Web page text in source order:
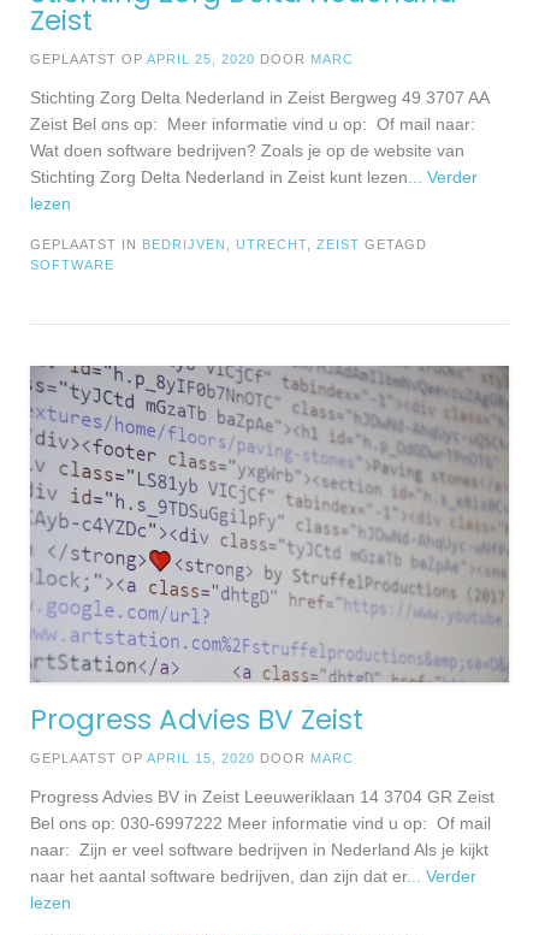
Zeist
GEPLAATST OP APRIL 25, 2020 DOOR MARC
Stichting Zorg Delta Nederland in Zeist Bergweg 49 3707 AA
Zeist Bel ons op: Meer informatie vind u op: Of mail naar:
Wat doen software bedrijven? Zoals je op de website van
Stichting Zorg Delta Nederland in Zeist kunt lezen ... Verder
lezen
GEPLAATST IN BEDRIJVEN UTRECHT ZEIST GETAGD
SOFTWARE
Progress Advies BV Zeist
GEPLAATST OP APRIL 15, 2020 DOOR MARC
Progress Advies BV in Zeist Leeuweriklaan 14 3704 GR Zeist
Bel ons op: 030-6997222 Meer informatie vind u op: Of mail
naar: Zijn er veel software bedrijven in Nederland Als je kijkt
naar het aantal software bedrijven, dan zijn dat er... Verder
lezen